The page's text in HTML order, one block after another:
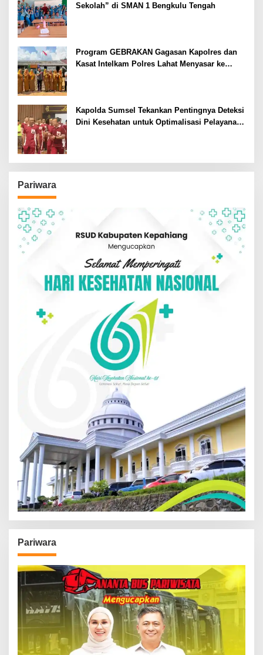
Sekolah” di SMAN 1 Bengkulu Tengah
Program GEBRAKAN Gagasan Kapolres dan
Kasat Intelkam Polres Lahat Menyasar ke
Kapolda Sumsel Tekankan Pentingnya Deteksi
Dini Kesehatan untuk Optimalisasi Pelayanan
Pariwara
Pariwara